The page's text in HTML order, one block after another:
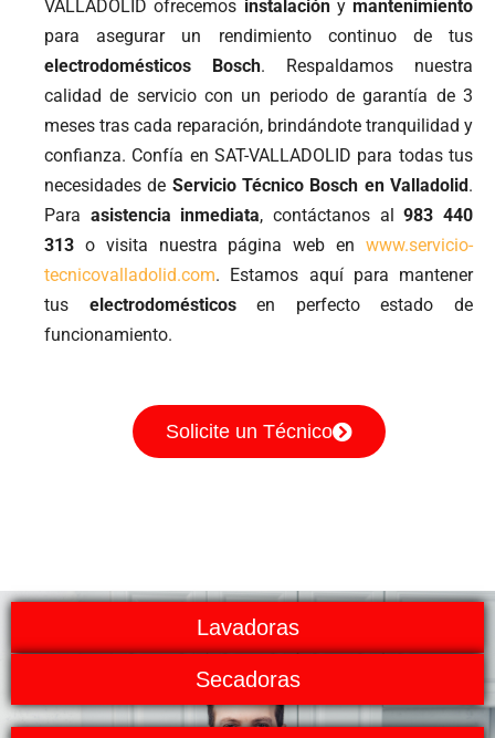
VALLADOLID ofrecemos instalacióny mantenimiento
para asegurar un rendimiento continuo de tus
electrodomésticos
Bosch. Respaldamos nuestra
calidad de servicio con un periodo de garantía de 3
meses tras cada reparación, brindándote tranquilidad y
confianza. Confía en SAT-VALLADOLID para todas tus
necesidades de Servicio Técnico Bosch en Valladolid.
Para asistencia inmediata, contáctanos al983 440
313 o visita nuestra página web en www.servicio-
tecnicovalladolid.com. Estamos aquí para mantener
tus electrodomésticosen perfecto estado de
funcionamiento.
Solicite un Técnico
Lavadoras
Secadoras